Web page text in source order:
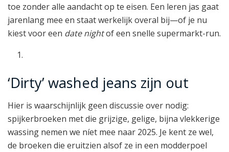
toe zonder alle aandacht op te eisen. Een leren jas gaat
jarenlang mee en staat werkelijk overal bij—of je nu
kiest voor een date nightof een snelle supermarkt-run.
‘Dirty’ washed jeans zijn out
Hier is waarschijnlijk geen discussie over nodig:
spijkerbroeken met die grijzige, gelige, bijna vlekkerige
wassing nemen we níet mee naar 2025. Je kent ze wel,
de broeken die eruitzien alsof ze in een modderpoel